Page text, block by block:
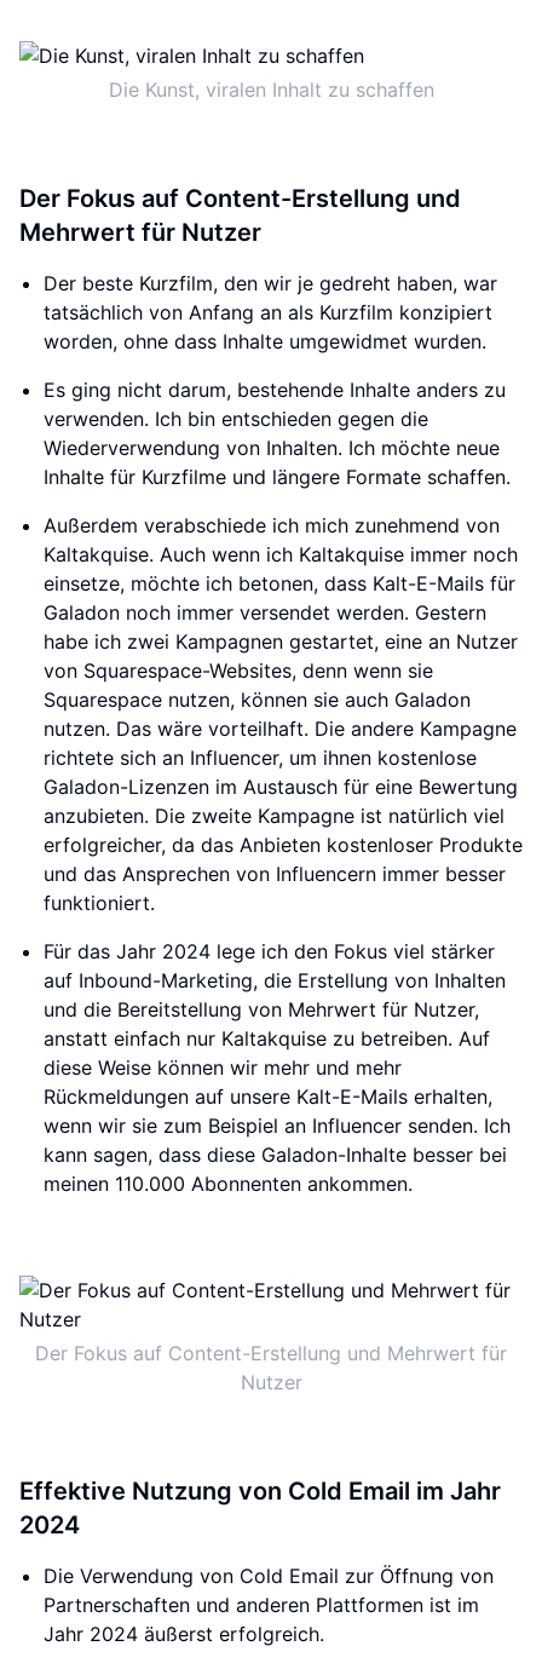
Die Kunst, viralen Inhalt zu schaffen
Der Fokus auf Content-Erstellung und
Mehrwert für Nutzer
Der beste Kurzfilm, den wir je gedreht haben, war
tatsächlich von Anfang an als Kurzfilm konzipiert
worden, ohne dass Inhalte umgewidmet wurden.
Es ging nicht darum, bestehende Inhalte anders zu
verwenden. Ich bin entschieden gegen die
Wiederverwendung von Inhalten. Ich möchte neue
Inhalte für Kurzfilme und längere Formate schaffen.
Außerdem verabschiede ich mich zunehmend von
Kaltakquise. Auch wenn ich Kaltakquise immer noch
einsetze, möchte ich betonen, dass Kalt-E-Mails für
Galadon noch immer versendet werden. Gestern
habe ich zwei Kampagnen gestartet, eine an Nutzer
von Squarespace-Websites, denn wenn sie
Squarespace nutzen, können sie auch Galadon
nutzen. Das wäre vorteilhaft. Die andere Kampagne
richtete sich an Influencer, um ihnen kostenlose
Galadon-Lizenzen im Austausch für eine Bewertung
anzubieten. Die zweite Kampagne ist natürlich viel
erfolgreicher, da das Anbieten kostenloser Produkte
und das Ansprechen von Influencern immer besser
funktioniert.
Für das Jahr 2024 lege ich den Fokus viel stärker
auf Inbound-Marketing, die Erstellung von Inhalten
und die Bereitstellung von Mehrwert für Nutzer,
anstatt einfach nur Kaltakquise zu betreiben. Auf
diese Weise können wir mehr und mehr
Rückmeldungen auf unsere Kalt-E-Mails erhalten,
wenn wir sie zum Beispiel an Influencer senden. Ich
kann sagen, dass diese Galadon-Inhalte besser bei
meinen 110.000 Abonnenten ankommen.
Der Fokus auf Content-Erstellung und Mehrwert für
Nutzer
Effektive Nutzung von Cold Email im Jahr
2024
Die Verwendung von Cold Email zur Öffnung von
Partnerschaften und anderen Plattformen ist im
Jahr 2024 äußerst erfolgreich.